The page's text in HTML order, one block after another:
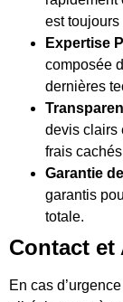
est toujours
Expertise
composée
dernières
devis clairs
frais
Garantie
garantis
totale.
Contact et
En cas